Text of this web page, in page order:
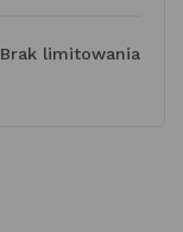
Brak limitowania